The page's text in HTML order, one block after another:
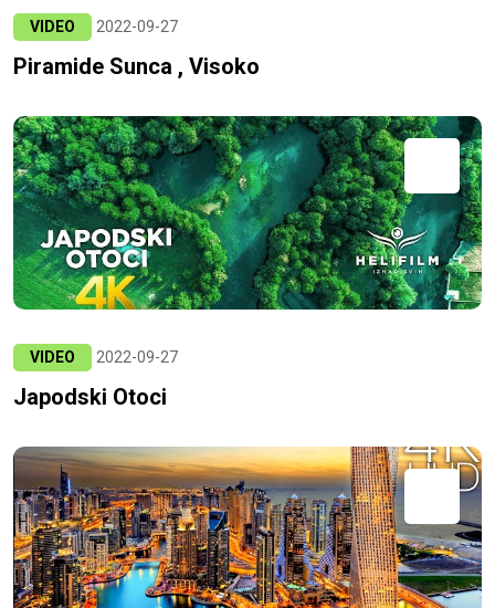
VIDEO 2022-09-27
Piramide Sunca , Visoko
VIDEO 2022-09-27
Japodski Otoci